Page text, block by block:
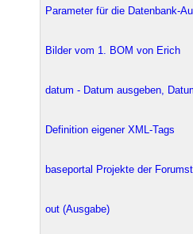
Parameter für die Datenbank-
Bilder vom 1. BOM von Erich
datum - Datum ausgeben,
Definition eigener XML-Tags
baseportal Projekte der
out (Ausgabe)